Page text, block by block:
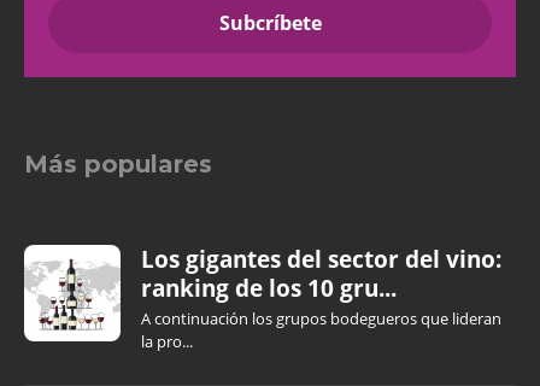
Más populares
Los gigantes del sector del vino:
ranking de los 10 gru...
A continuación los grupos bodegueros que lideran
la pro...